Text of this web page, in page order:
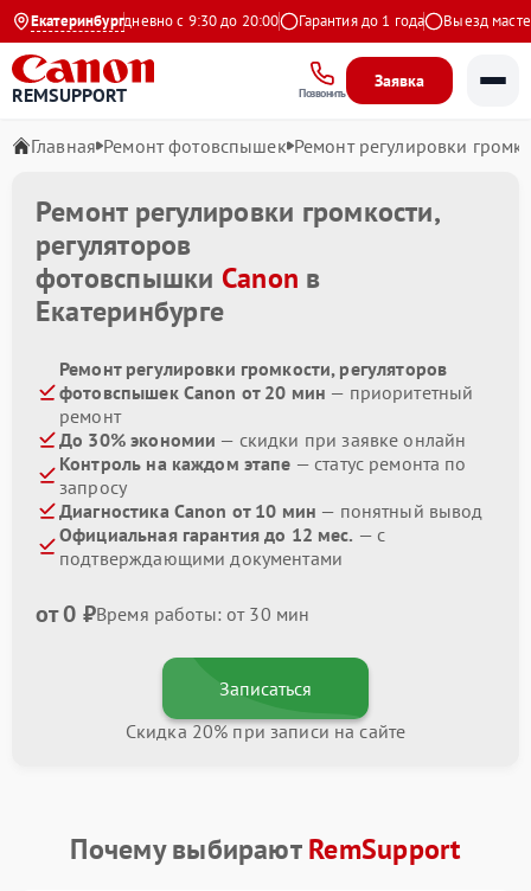
Екатеринбург
Яндекс Ежедневно с 9:30 до 20:00 Гарантия до 1 года Выезд мастера
REMSUPPORT Позвонить
Заявка
Главная Ремонт фотовспышек Ремонт регулировки
Ремонт регулировки громкости,
регуляторов
фотовспышки Canon в
Екатеринбурге
Ремонт регулировки громкости, регуляторов
фотовспышек Canon от 20 мин — приоритетный
ремонт
До 30% экономии — скидки при заявке онлайн
Контроль на каждом этапе — статус ремонта по
запросу
Диагностика Canon от 10 мин — понятный вывод
Официальная гарантия до 12 мес. — с
подтверждающими документами
от 0 ₽Время работы: от 30 мин
Записаться
Скидка 20% при записи на сайте
Почему выбираютRemSupport